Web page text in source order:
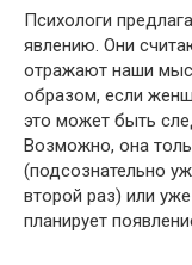
Психологи
явлению. Они
отражают наши
образом, если
это может быть
Возможно, она
(подсознательно
второй раз) или
планирует